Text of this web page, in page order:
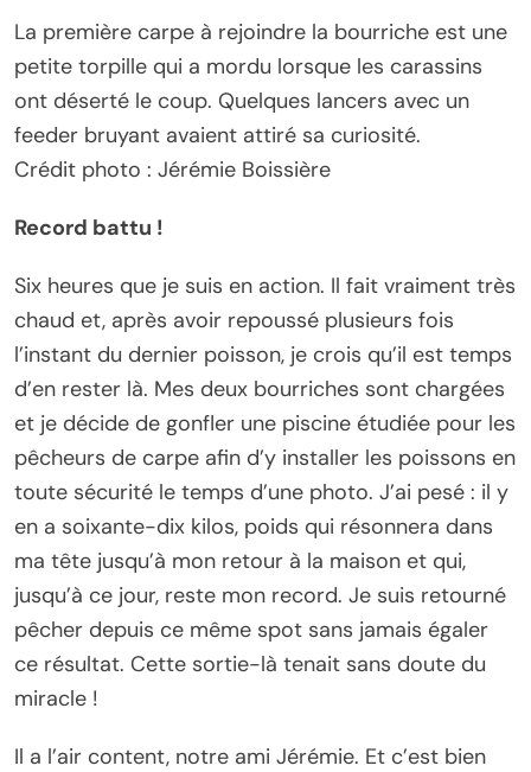
La première carpe à rejoindre la bourriche est une
petite torpille qui a mordu lorsque les carassins
ont déserté le coup. Quelques lancers avec un
feeder bruyant avaient attiré sa curiosité.
Crédit photo : Jérémie Boissière
Record battu !
Six heures que je suis en action. Il fait vraiment très
chaud et, après avoir repoussé plusieurs fois
l’instant du dernier poisson, je crois qu’il est temps
d’en rester là. Mes deux bourriches sont chargées
et je décide de gonfler une piscine étudiée pour les
pêcheurs de carpe afin d’y installer les poissons en
toute sécurité le temps d’une photo. J’ai pesé : il y
en a soixante-dix kilos, poids qui résonnera dans
ma tête jusqu’à mon retour à la maison et qui,
jusqu’à ce jour, reste mon record. Je suis retourné
pêcher depuis ce même spot sans jamais égaler
ce résultat. Cette sortie-là tenait sans doute du
miracle !
Il a l’air content, notre ami Jérémie. Et c’est bien